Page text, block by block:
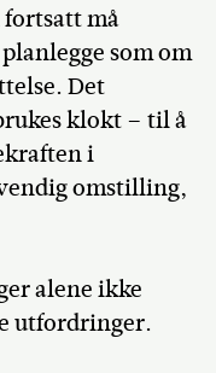
må
som om
Det
klokt – til å
i
omstilling,
alene ikke
utfordringer.